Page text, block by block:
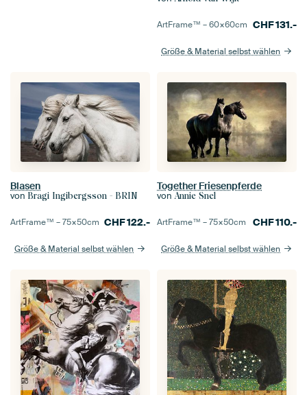
ArtFrame™ –60×60cm CHF131.-
Größe & Material selbst wählen
Blasen
von Bragi Ingibergsson - BRIN
ArtFrame™ –75×50cm CHF122.-
Größe & Material selbst wählen
Together Friesenpferde
von Annie Snel
ArtFrame™ –75×50cm CHF110.-
Größe & Material selbst wählen